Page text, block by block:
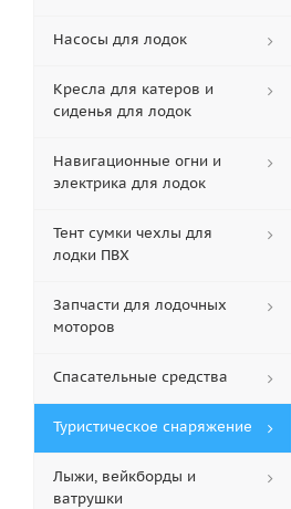
Насосы для лодок
Кресла для катеров и
сиденья для лодок
Навигационные огни и
электрика для лодок
Тент сумки чехлы для
лодки ПВХ
Запчасти для лодочных
моторов
Спасательные средства
Туристическое снаряжение
Лыжи, вейкборды и
ватрушки